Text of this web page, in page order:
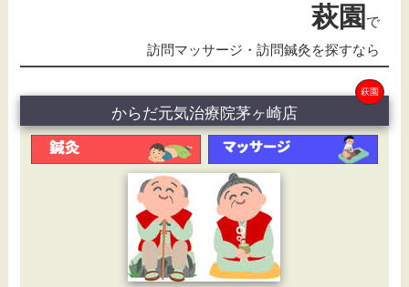
萩園 で
訪問マッサージ・訪問鍼灸を探すなら
萩園
からだ元気治療院茅ヶ崎店